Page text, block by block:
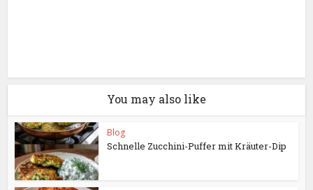
You may also like
Blog
Schnelle Zucchini-Puffer mit Kräuter-Dip